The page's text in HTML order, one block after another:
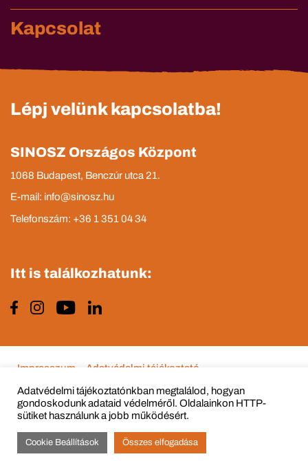
Kapcsolat
Lépj velünk kapcsolatba!
SINOSZ Országos Központ
1068 Budapest, Benczúr utca 21.
E-mail: info@sinosz.hu
Telefonszám: +36 1 351 04 34
Itt is találkozhatunk:
© Copyright 2015 - 2022 All Rights Reserved
Impresszum Adatvédelmi tájékoztató
Adatvédelmi tájékoztatónkban megtalálod, hogyan
gondoskodunk adataid védelméről. Oldalainkon HTTP-
sütiket használunk a jobb működésért.
Cookie Beállítások Összes elfogadása